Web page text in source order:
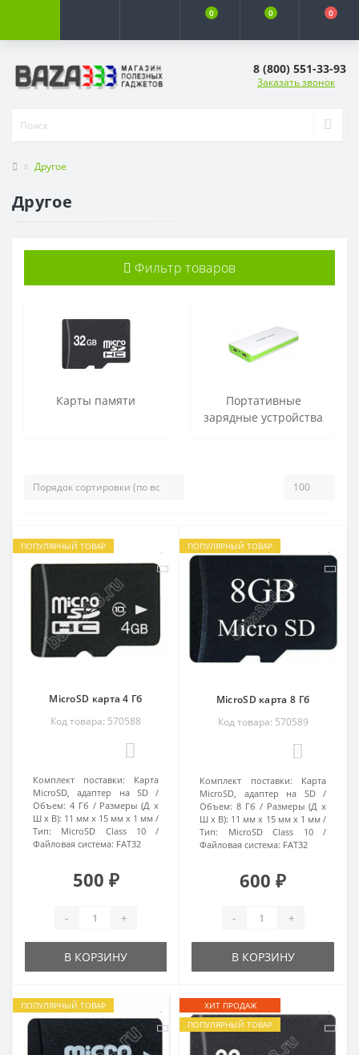
0 0 0
8 (800) 551-33-93
Заказать звонок
Другое
Другое
Фильтр товаров
Карты памяти
Портативные
зарядные устройства
ПОПУЛЯРНЫЙ ТОВАР
MicroSD карта 4 Гб
Код товара: 570588
Комплект поставки:
Карта
MicroSD, адаптер на SD
Объем: 4 Гб
Размеры (Д х
Ш х В): 11 мм х 15 мм х 1 мм
Тип:
MicroSD Class 10
Файловая система: FAT32
500 ₽
- +
В КОРЗИНУ
ПОПУЛЯРНЫЙ ТОВАР
MicroSD карта 8 Гб
Код товара: 570589
Комплект поставки:
Карта
MicroSD, адаптер на SD
Объем: 8 Гб
Размеры (Д х
Ш х В): 11 мм х 15 мм х 1 мм
Тип:
MicroSD Class 10
Файловая система: FAT32
600 ₽
- +
В КОРЗИНУ
ПОПУЛЯРНЫЙ ТОВАР
ХИТ ПРОДАЖ
ПОПУЛЯРНЫЙ ТОВАР